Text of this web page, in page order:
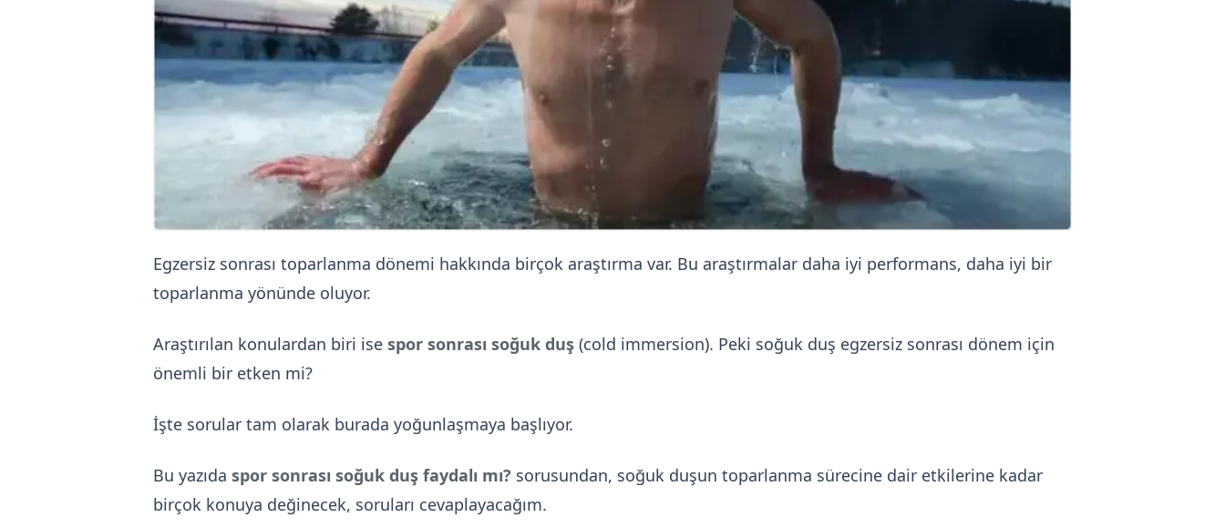
Egzersiz sonrası toparlanma dönemi hakkında birçok araştırma var. Bu araştırmalar daha iyi performans, daha iyi bir
toparlanma yönünde oluyor.
Araştırılan konulardan biri ise spor sonrası soğuk duş (cold immersion). Peki soğuk duş egzersiz sonrası dönem için
önemli bir etken mi?
İşte sorular tam olarak burada yoğunlaşmaya başlıyor.
Bu yazıda spor sonrası soğuk duş faydalı mı? sorusundan, soğuk duşun toparlanma sürecine dair etkilerine kadar
birçok konuya değinecek, soruları cevaplayacağım.